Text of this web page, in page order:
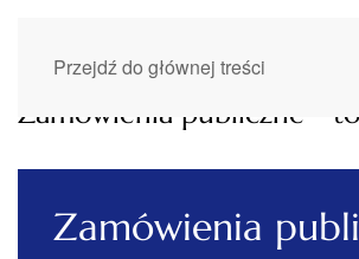
Przejdź do głównej treści
Zamówienia publiczne -
Zamówienia